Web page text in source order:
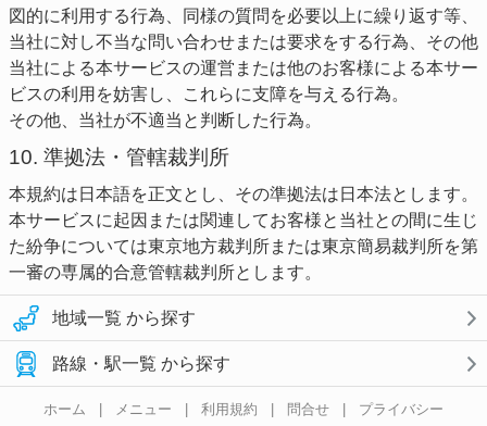
図的に利用する行為、同様の質問を必要以上に繰り返す等、
当社に対し不当な問い合わせまたは要求をする行為、その他
当社による本サービスの運営または他のお客様による本サー
ビスの利用を妨害し、これらに支障を与える行為。
その他、当社が不適当と判断した行為。
10. 準拠法・管轄裁判所
本規約は日本語を正文とし、その準拠法は日本法とします。
本サービスに起因または関連してお客様と当社との間に生じ
た紛争については東京地方裁判所または東京簡易裁判所を第
一審の専属的合意管轄裁判所とします。
地域一覧 から探す
路線・駅一覧 から探す
ホーム | メニュー | 利用規約 | 問合せ | プライバシー